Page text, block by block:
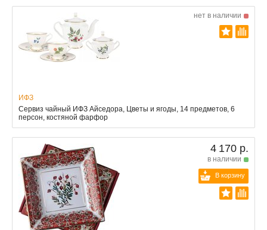
нет в наличии
ИФЗ
Сервиз чайный ИФЗ Айседора, Цветы и ягоды, 14 предметов, 6
персон, костяной фарфор
4 170 р.
в наличии
В корзину